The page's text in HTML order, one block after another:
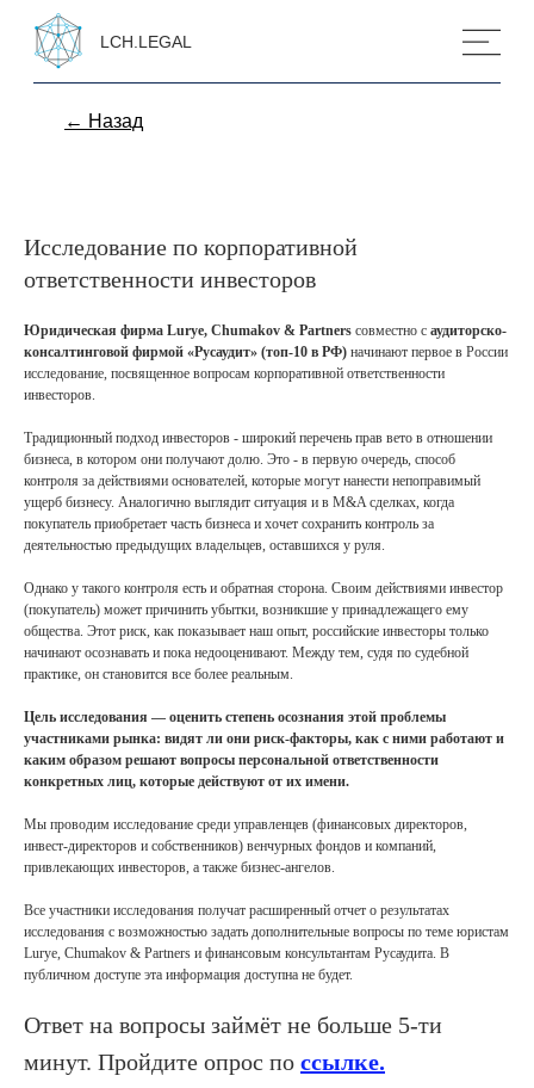
LCH.LEGAL
← Назад
Исследование по корпоративной
ответственности инвесторов
Юридическая фирма Lurye, Chumakov & Partners совместно с аудиторско-
консалтинговой фирмой «Русаудит» (топ-10 в РФ) начинают первое в России
исследование, посвященное вопросам корпоративной ответственности
инвесторов.
Традиционный подход инвесторов - широкий перечень прав вето в отношении
бизнеса, в котором они получают долю. Это - в первую очередь, способ
контроля за действиями основателей, которые могут нанести непоправимый
ущерб бизнесу. Аналогично выглядит ситуация и в M&A сделках, когда
покупатель приобретает часть бизнеса и хочет сохранить контроль за
деятельностью предыдущих владельцев, оставшихся у руля.
Однако у такого контроля есть и обратная сторона. Своим действиями инвестор
(покупатель) может причинить убытки, возникшие у принадлежащего ему
общества. Этот риск, как показывает наш опыт, российские инвесторы только
начинают осознавать и пока недооценивают. Между тем, судя по судебной
практике, он становится все более реальным.
Цель исследования — оценить степень осознания этой проблемы
участниками рынка: видят ли они риск-факторы, как с ними работают и
каким образом решают вопросы персональной ответственности
конкретных лиц, которые действуют от их имени.
Мы проводим исследование среди управленцев (финансовых директоров,
инвест-директоров и собственников) венчурных фондов и компаний,
привлекающих инвесторов, а также бизнес-ангелов.
Все участники исследования получат расширенный отчет о результатах
исследования с возможностью задать дополнительные вопросы по теме юристам
Lurye, Chumakov & Partners и финансовым консультантам Русаудита. В
публичном доступе эта информация доступна не будет.
Ответ на вопросы займёт не больше 5-ти
минут. Пройдите опрос по ссылке.
Контакты
+7 (495) 255 33 50
open@lch.legal